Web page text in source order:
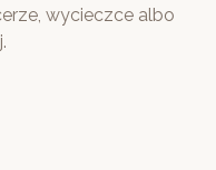
wycieczce albo